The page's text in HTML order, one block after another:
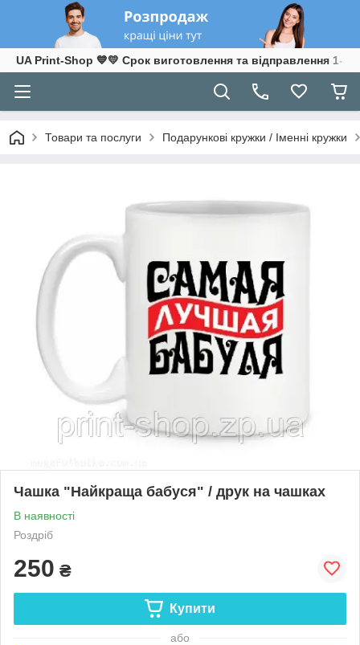
UA Print-Shop ​💙💛 Срок виготовлення та відправлення 1-3
Товари та послуги Подарункові кружки / Іменні кружки
Чашка "Найкраща бабуся" / друк на чашках
В наявності
Роздріб
250 ₴
Купити
або